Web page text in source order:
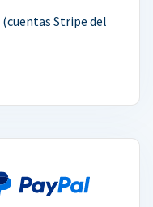
(cuentas Stripe del